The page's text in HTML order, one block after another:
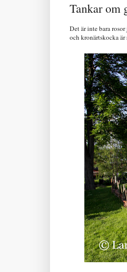
Tankar om
Det är inte bara
och kronärtskocka